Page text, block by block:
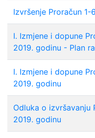
Izvršenje Proračun 1-
I. Izmjene i dopune
2019. godinu - Plan
I. Izmjene i dopune
2019. godinu
Odluka o izvršavanju
2019. godinu